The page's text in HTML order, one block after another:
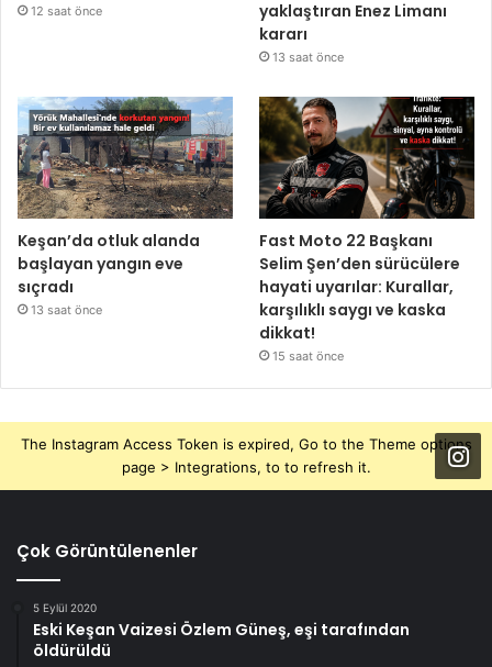
12 saat önce
yaklaştıran Enez Limanı
kararı
13 saat önce
Keşan’da otluk alanda
başlayan yangın eve
sıçradı
13 saat önce
Fast Moto 22 Başkanı
Selim Şen’den sürücülere
hayati uyarılar: Kurallar,
karşılıklı saygı ve kaska
dikkat!
15 saat önce
The Instagram Access Token is expired, Go to the Theme options
page > Integrations, to to refresh it.
Çok Görüntülenenler
5 Eylül 2020
Eski Keşan Vaizesi Özlem Güneş, eşi tarafından
öldürüldü